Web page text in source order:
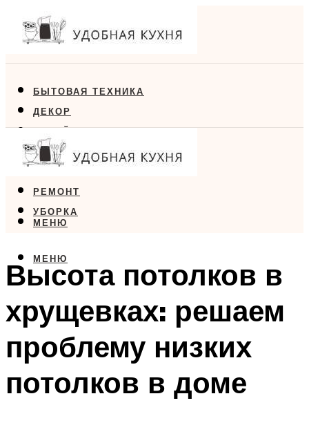
БЫТОВАЯ ТЕХНИКА
ДЕКОР
ДИЗАЙН
ЕДА
РЕМОНТ
УБОРКА
МЕНЮ
МЕНЮ
Высота потолков в
хрущевках: решаем
проблему низких
потолков в доме